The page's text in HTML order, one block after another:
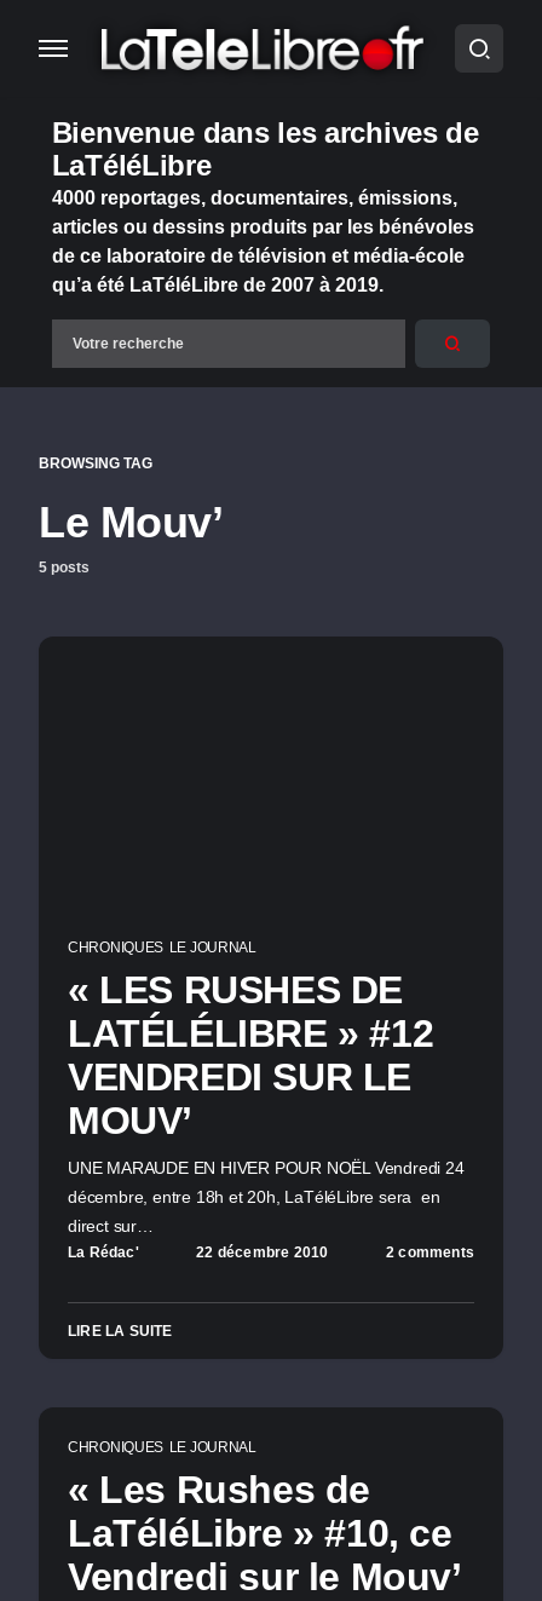
Bienvenue dans les archives de
LaTéléLibre
4000 reportages, documentaires, émissions,
articles ou dessins produits par les bénévoles
de ce laboratoire de télévision et média-école
qu’a été LaTéléLibre de 2007 à 2019.
BROWSING TAG
Le Mouv’
5 posts
CHRONIQUES LE JOURNAL
« LES RUSHES DE
LATÉLÉLIBRE » #12
VENDREDI SUR LE
MOUV’
UNE MARAUDE EN HIVER POUR NOËL Vendredi 24
décembre, entre 18h et 20h, LaTéléLibre sera en
direct sur…
La Rédac' 22 décembre 2010 2 comments
LIRE LA SUITE
CHRONIQUES LE JOURNAL
« Les Rushes de
LaTéléLibre » #10, ce
Vendredi sur le Mouv’